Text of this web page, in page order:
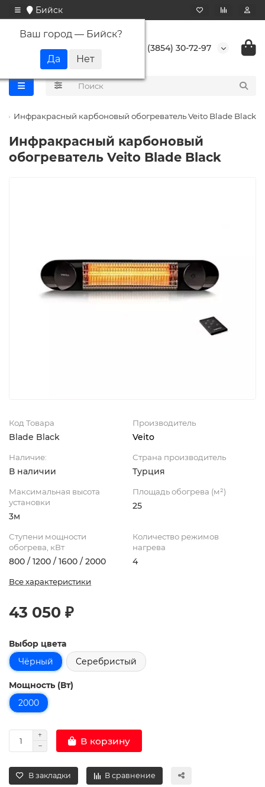
Бийск
Ваш город — Бийск?
+7 (3854) 30-72-97
Инфракрасный карбоновый обогреватель Veito Blade Black
Инфракрасный карбоновый
обогреватель Veito Blade Black
Код Товара
Blade Black
Производитель
Veito
Наличие:
В наличии
Страна производитель
Турция
Максимальная высота
установки
3м
Площадь обогрева (м²)
25
Ступени мощности
обогрева, кВт
800 / 1200 / 1600 / 2000
Количество режимов
нагрева
4
Все характеристики
43 050 ₽
Выбор цвета
Чёрный
Серебристый
Мощность (Вт)
2000
В корзину
В закладки В сравнение